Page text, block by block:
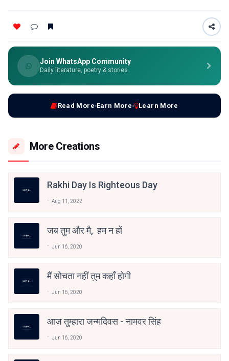
Join WhatsApp Community
Daily literature, poetry & stories
Read More Earn More Learn More
More Creations
Rakhi Day Is Righteous Day
Aug 11, 2022
जब तुम और मै, हम न हों
Jun 16, 2020
मैं सोचता नहीं तुम कहाँ होगी
Jun 16, 2020
आज तुम्हारा जन्मदिवस - नामवर सिंह
Jun 16, 2020